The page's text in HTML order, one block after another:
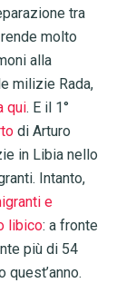
tra
molto
alla
milizie Rada,
qui. E il 1°
di Arturo
in Libia nello
Intanto,
e
libico: a fronte
più di 54